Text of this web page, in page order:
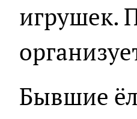
игрушек.
Бывшие